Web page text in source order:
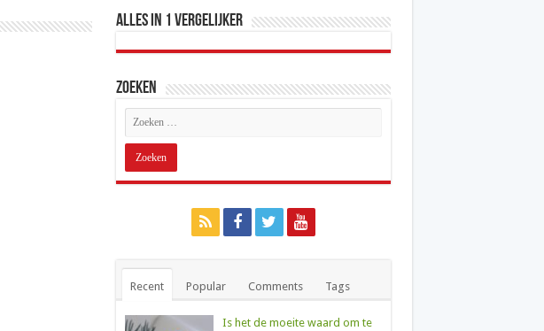
Alles in 1 Vergelijker
Zoeken
Recent Popular Comments Tags
Is het de moeite waard om te